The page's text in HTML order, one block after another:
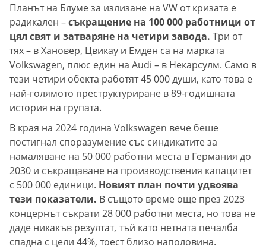
Планът на Блуме за излизане на VW от кризата е
радикален –съкращение на 100 000 работници от
цял свят и затваряне на четири завода. Три от
тях – в Хановер, Цвикау и Емден са на марката
Volkswagen, плюс един на Audi – в Некарсулм. Само в
тези четири обекта работят 45 000 души, като това е
най-голямото преструктуриране в 89-годишната
история на групата.
В края на 2024 година Volkswagen вече беше
постигнал споразумение със синдикатите за
намаляване на 50 000 работни места в Германия до
2030 и съкращаване на производствения капацитет
с 500 000 единици. Новият план почти удвоява
тези показатели. В същото време още през 2023
концернът съкрати 28 000 работни места, но това не
даде никакъв резултат, тъй като нетната печалба
спадна с цели 44%, тоест близо наполовина.